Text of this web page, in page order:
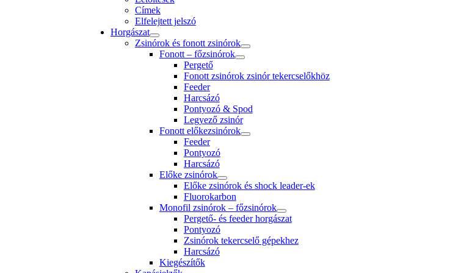
Címek
Elfelejtett jelszó
Horgászat
Zsinórok és fonott zsinórok
Fonott – főzsinórok
Pergető
Fonott zsinórok zsinór tekercselőkhöz
Feeder
Harcsázó
Pontyozó & Spod
Legyező zsinór
Fonott előkezsinórok
Feeder
Pontyozó
Harcsázó
Előke zsinórok
Előke zsinórok és shock leader-ek
Fluorokarbon
Monofil zsinórok – főzsinórok
Pergető- és feeder horgászat
Pontyozó
Zsinórok tekercselő gépekhez
Harcsázó
Kiegészítők